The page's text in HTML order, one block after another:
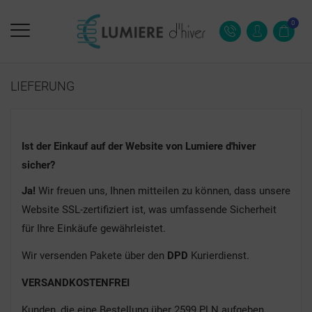
0
LIEFERUNG
Ist der Einkauf auf der Website von Lumiere d'hiver
sicher?
Ja! Wir freuen uns, Ihnen mitteilen zu können, dass unsere
Website SSL-zertifiziert ist, was umfassende Sicherheit
für Ihre Einkäufe gewährleistet.
Wir versenden Pakete über den DPD Kurierdienst.
VERSANDKOSTENFREI